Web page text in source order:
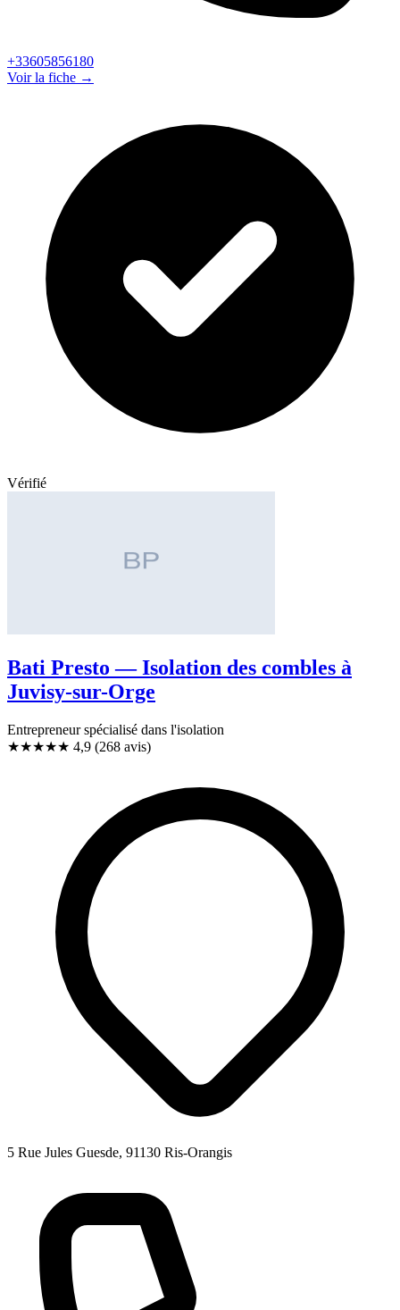
+33605856180
Voir la fiche →
Vérifié
Bati Presto — Isolation des combles à
Juvisy-sur-Orge
Entrepreneur spécialisé dans l'isolation
★★★★★ 4,9 (268 avis)
5 Rue Jules Guesde, 91130 Ris-Orangis